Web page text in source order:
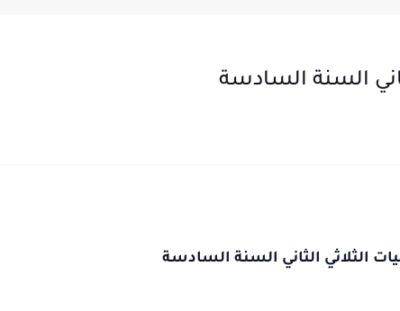
السنة السادسة
الثلاثي الثاني السنة السادسة